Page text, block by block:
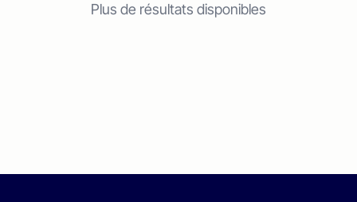
Plus de résultats disponibles